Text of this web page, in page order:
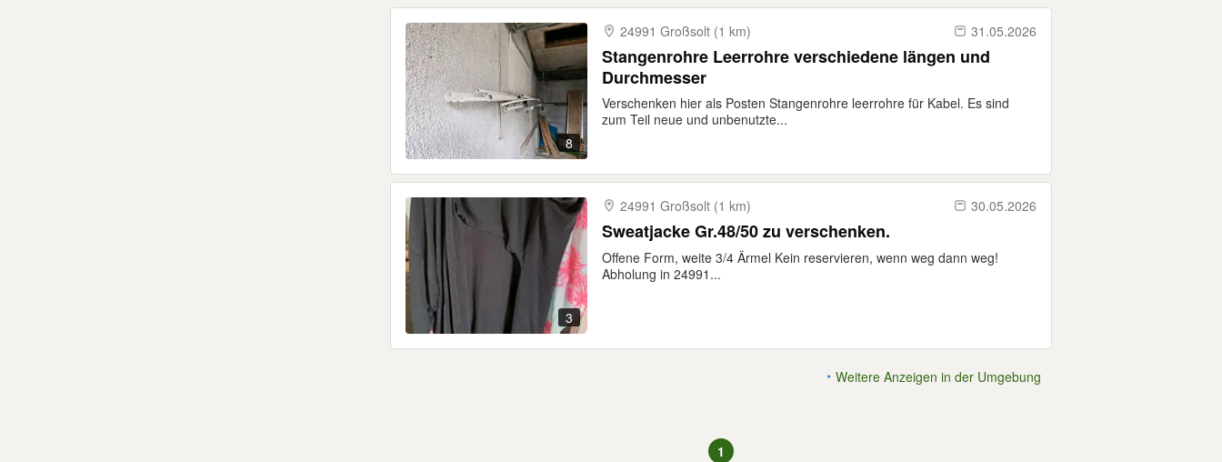
8
24991 Großsolt (1 km) 31.05.2026
Stangenrohre Leerrohre verschiedene längen und
Durchmesser
Verschenken hier als Posten Stangenrohre leerrohre für Kabel. Es sind
zum Teil neue und unbenutzte...
3
24991 Großsolt (1 km) 30.05.2026
Sweatjacke Gr.48/50 zu verschenken.
Offene Form, weite 3/4 Ärmel Kein reservieren, wenn weg dann weg!
Abholung in 24991...
Weitere Anzeigen in der Umgebung
1